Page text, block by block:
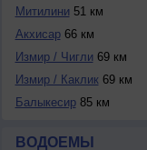
Митилини 51 км
Акхисар66 км
Измир / Чигли 69 км
Измир / Каклик69 км
Балыкесир85 км
ВОДОЕМЫ